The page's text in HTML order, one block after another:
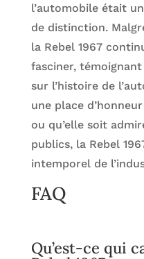
l’automobile était
de distinction.
la Rebel 1967
fasciner,
sur l’histoire de
une place
ou qu’elle soit
publics, la Rebel
intemporel de
FAQ
Qu’est-ce qui